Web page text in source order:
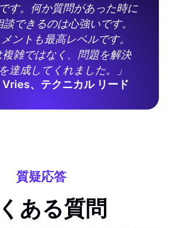
す。何か質問があった時に
できるのは心強いです。
ントも最高レベルです。
雑ではなく、問題を解決
達成してくれました。」
、テクニカル リード
質疑応答
ある質問